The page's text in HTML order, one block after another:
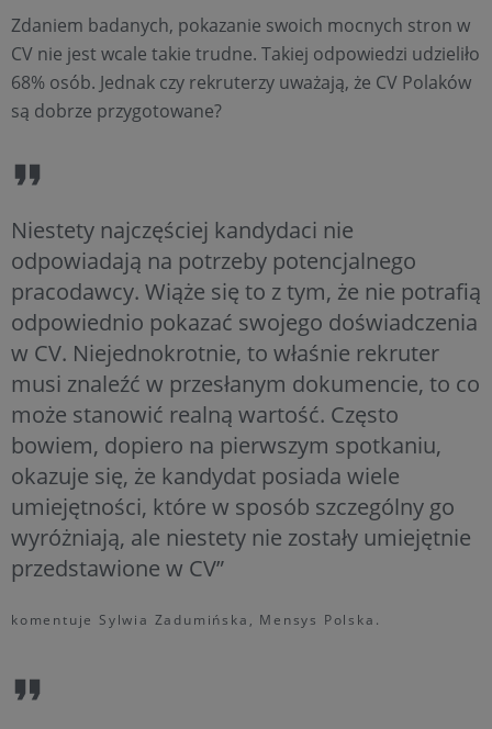
Zdaniem badanych, pokazanie swoich mocnych stron w
CV nie jest wcale takie trudne. Takiej odpowiedzi udzieliło
68% osób. Jednak czy rekruterzy uważają, że CV Polaków
są dobrze przygotowane?
Niestety najczęściej kandydaci nie
odpowiadają na potrzeby potencjalnego
pracodawcy. Wiąże się to z tym, że nie potrafią
odpowiednio pokazać swojego doświadczenia
w CV. Niejednokrotnie, to właśnie rekruter
musi znaleźć w przesłanym dokumencie, to co
może stanowić realną wartość. Często
bowiem, dopiero na pierwszym spotkaniu,
okazuje się, że kandydat posiada wiele
umiejętności, które w sposób szczególny go
wyróżniają, ale niestety nie zostały umiejętnie
przedstawione w CV”
komentuje Sylwia Zadumińska, Mensys Polska.